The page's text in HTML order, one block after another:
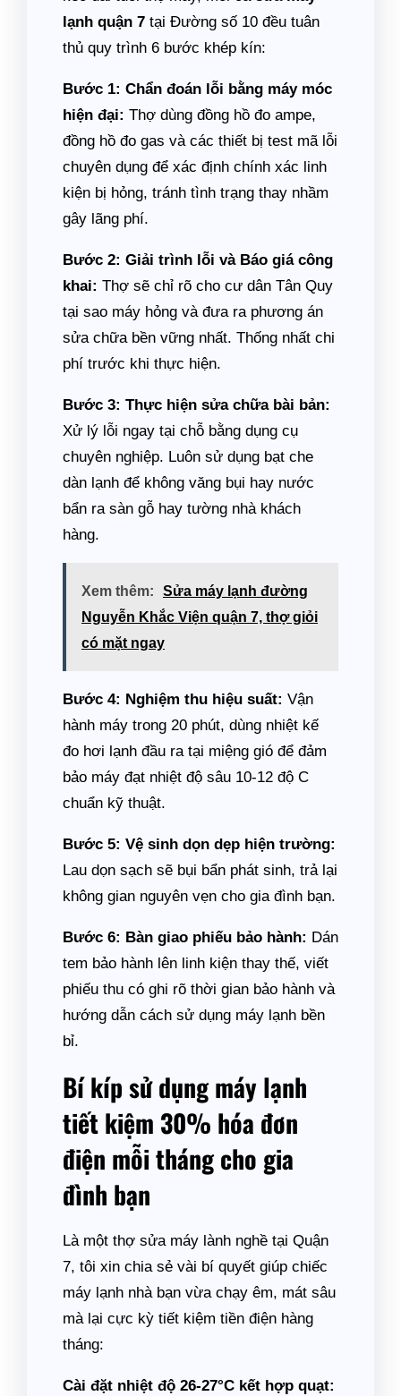
lạnh quận 7 tại Đường số 10 đều tuân
thủ quy trình 6 bước khép kín:
Bước 1: Chẩn đoán lỗi bằng máy móc
hiện đại: Thợ dùng đồng hồ đo ampe,
đồng hồ đo gas và các thiết bị test mã lỗi
chuyên dụng để xác định chính xác linh
kiện bị hỏng, tránh tình trạng thay nhầm
gây lãng phí.
Bước 2: Giải trình lỗi và Báo giá công
khai: Thợ sẽ chỉ rõ cho cư dân Tân Quy
tại sao máy hỏng và đưa ra phương án
sửa chữa bền vững nhất. Thống nhất chi
phí trước khi thực hiện.
Bước 3: Thực hiện sửa chữa bài bản:
Xử lý lỗi ngay tại chỗ bằng dụng cụ
chuyên nghiệp. Luôn sử dụng bạt che
dàn lạnh để không văng bụi hay nước
bẩn ra sàn gỗ hay tường nhà khách
hàng.
Xem thêm:
Sửa máy lạnh đường
Nguyễn Khắc Viện quận 7, thợ giỏi
có mặt ngay
Bước 4: Nghiệm thu hiệu suất: Vận
hành máy trong 20 phút, dùng nhiệt kế
đo hơi lạnh đầu ra tại miệng gió để đảm
bảo máy đạt nhiệt độ sâu 10-12 độ C
chuẩn kỹ thuật.
Bước 5: Vệ sinh dọn dẹp hiện trường:
Lau dọn sạch sẽ bụi bẩn phát sinh, trả lại
không gian nguyên vẹn cho gia đình bạn.
Bước 6: Bàn giao phiếu bảo hành: Dán
tem bảo hành lên linh kiện thay thế, viết
phiếu thu có ghi rõ thời gian bảo hành và
hướng dẫn cách sử dụng máy lạnh bền
bỉ.
Bí kíp sử dụng máy lạnh
tiết kiệm 30% hóa đơn
điện mỗi tháng cho gia
đình bạn
Là một thợ sửa máy lành nghề tại Quận
7, tôi xin chia sẻ vài bí quyết giúp chiếc
máy lạnh nhà bạn vừa chạy êm, mát sâu
mà lại cực kỳ tiết kiệm tiền điện hàng
tháng:
Cài đặt nhiệt độ 26-27°C kết hợp quạt: